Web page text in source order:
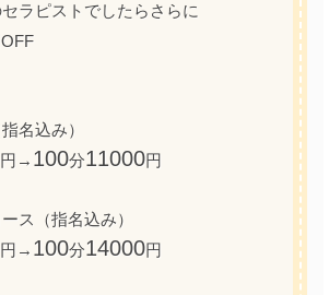
ラピストでしたらさらに
名込み）
円→ 100分11000円
ス（指名込み）
円→ 100分14000円